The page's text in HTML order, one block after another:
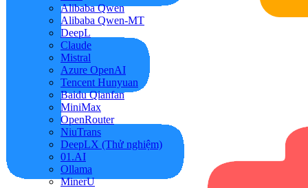
Alibaba Qwen
Alibaba Qwen-MT
DeepL
Claude
Mistral
Azure OpenAI
Tencent Hunyuan
Baidu Qianfan
MiniMax
OpenRouter
NiuTrans
DeepLX (Thử nghiệm)
01.AI
Ollama
MinerU